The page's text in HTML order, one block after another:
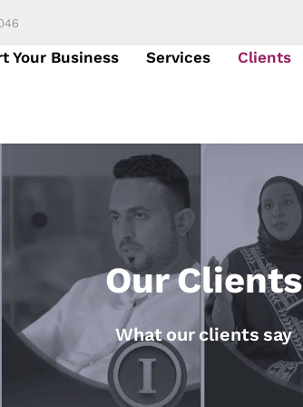
Your Business Services Clients
Our Clients
What our clients say